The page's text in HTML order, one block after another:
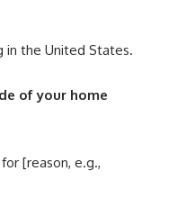
in the United States.
of your home
[reason, e.g.,